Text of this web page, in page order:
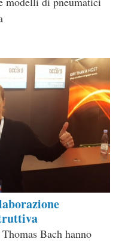
Bach hanno